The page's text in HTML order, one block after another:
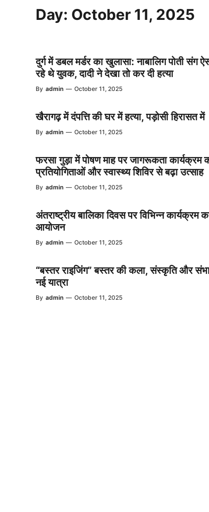
Day: October 11, 2025
दुर्ग में डबल मर्डर का खुलासा: नाबालिग पोती संग
रहे थे युवक, दादी ने देखा तो कर दी हत्या
By admin — October 11, 2025
खैरागढ़ में दंपत्ति की घर में हत्या, पड़ोसी हिरासत में
By admin — October 11, 2025
फरसा गुड़ा में पोषण माह पर जागरूकता
प्रतियोगिताओं और स्वास्थ्य शिविर से बढ़ा उत्साह
By admin — October 11, 2025
अंतराष्ट्रीय बालिका दिवस पर विभिन्न कार्यक्रम
आयोजन
By admin — October 11, 2025
“बस्तर राइजिंग” बस्तर की कला, संस्कृति और
नई यात्रा
By admin — October 11, 2025